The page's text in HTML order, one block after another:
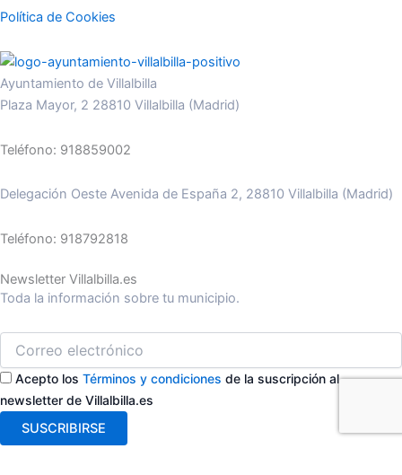
Política de Cookies
Ayuntamiento de Villalbilla
Plaza Mayor, 2 28810 Villalbilla (Madrid)
Teléfono: 918859002
Delegación Oeste Avenida de España 2, 28810 Villalbilla (Madrid)
Teléfono: 918792818
Newsletter Villalbilla.es
Toda la información sobre tu municipio.
Acepto los Términos y condiciones de la suscripción al
newsletter de Villalbilla.es
SUSCRIBIRSE